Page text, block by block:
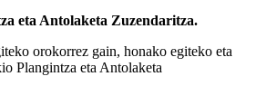
eta Antolaketa Zuzendaritza.
orokorrez gain, honako egiteko eta
Plangintza eta Antolaketa